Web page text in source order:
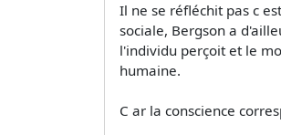
Il ne se réfléchit pas c
sociale, Bergson a
l'individu perçoit et le
humaine.
C ar la conscience